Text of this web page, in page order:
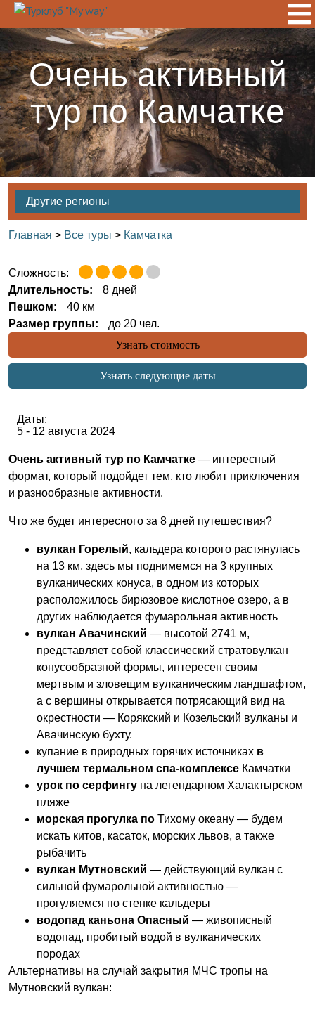
Очень активный
тур по Камчатке
Другие регионы
Главная > Все туры > Камчатка
Сложность:
Длительность:
8 дней
Пешком:
40 км
Размер группы:
до 20 чел.
Узнать стоимость
Узнать следующие даты
Даты:
5 - 12 августа 2024
Очень активный тур по Камчатке — интересный
формат, который подойдет тем, кто любит приключения
и разнообразные активности.
Что же будет интересного за 8 дней путешествия?
вулкан Горелый, кальдера которого растянулась
на 13 км, здесь мы поднимемся на 3 крупных
вулканических конуса, в одном из которых
расположилось бирюзовое кислотное озеро, а в
других наблюдается фумарольная активность
вулкан Авачинский — высотой 2741 м,
представляет собой классический стратовулкан
конусообразной формы, интересен своим
мертвым и зловещим вулканическим ландшафтом,
а с вершины открывается потрясающий вид на
окрестности — Корякский и Козельский вулканы и
Авачинскую бухту.
купание в природных горячих источниках в
лучшем термальном спа-комплексе Камчатки
урок по серфингу на легендарном Халактырском
пляже
морская прогулка по Тихому океану — будем
искать китов, касаток, морских львов, а также
рыбачить
вулкан Мутновский — действующий вулкан с
сильной фумарольной активностью —
прогуляемся по стенке кальдеры
водопад каньона Опасный — живописный
водопад, пробитый водой в вулканических
породах
Альтернативы на случай закрытия МЧС тропы на
Мутновский вулкан: